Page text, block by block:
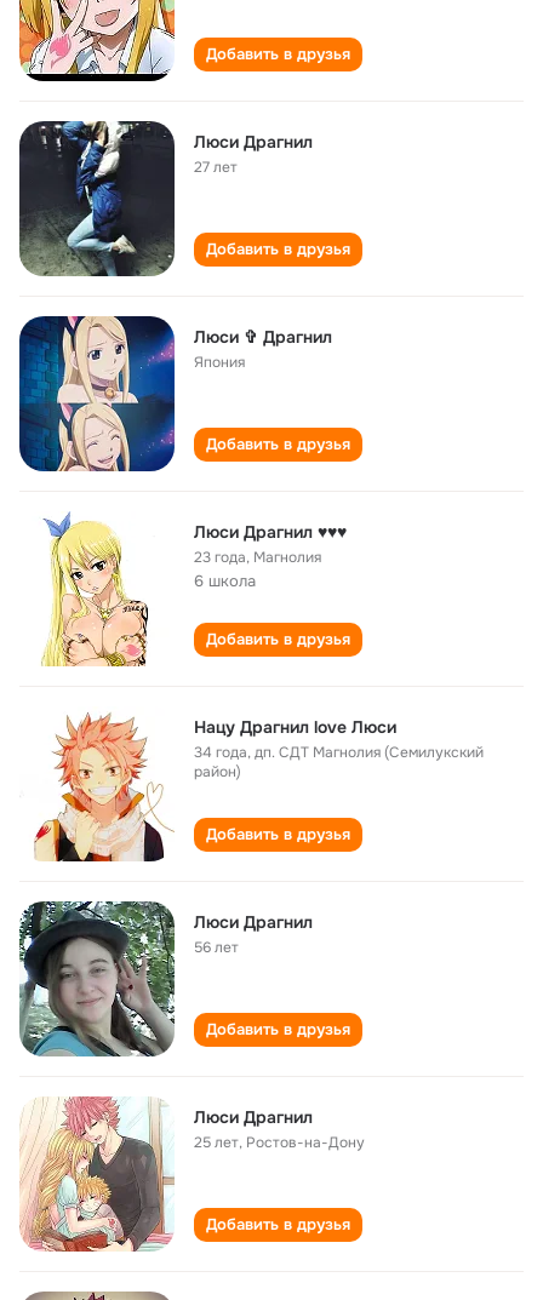
Добавить в друзья
Люси Драгнил
27 лет
Добавить в друзья
Люси ✞ Драгнил
Япония
Добавить в друзья
Люси Драгнил ♥♥♥
23 года, Магнолия
6 школа
Добавить в друзья
Нацу Драгнил love Люси
34 года,дп. СДТ Магнолия (Семилукский
район)
Добавить в друзья
Люси Драгнил
56 лет
Добавить в друзья
Люси Драгнил
25 лет, Ростов-на-Дону
Добавить в друзья